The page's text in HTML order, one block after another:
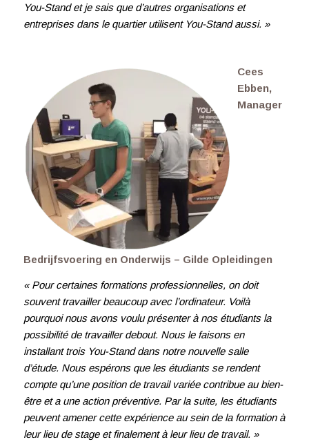
You-Stand et je sais que d’autres organisations et
entreprises dans le quartier utilisent You-Stand aussi. »
Cees
Ebben,
Manager
Bedrijfsvoering en Onderwijs – Gilde Opleidingen
« Pour certaines formations professionnelles, on doit
souvent travailler beaucoup avec l’ordinateur. Voilà
pourquoi nous avons voulu présenter à nos étudiants la
possibilité de travailler debout. Nous le faisons en
installant trois You-Stand dans notre nouvelle salle
d’étude. Nous espérons que les étudiants se rendent
compte qu’une position de travail variée contribue au bien-
être et a une action préventive. Par la suite, les étudiants
peuvent amener cette expérience au sein de la formation à
leur lieu de stage et finalement à leur lieu de travail. »